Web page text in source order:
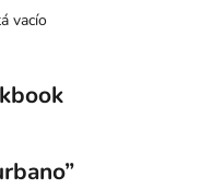
vacío